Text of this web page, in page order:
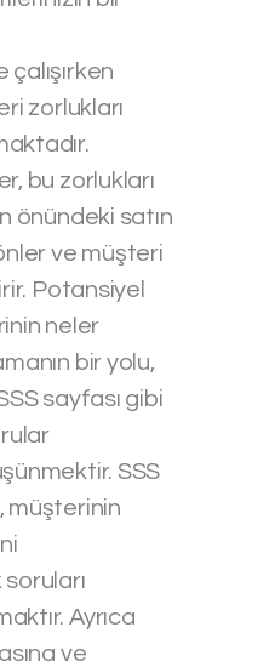
zorlukları
bu zorlukları
önündeki satın
ve müşteri
Potansiyel
neler
bir yolu,
sayfası gibi
SSS
müşterinin
Ayrıca
ve